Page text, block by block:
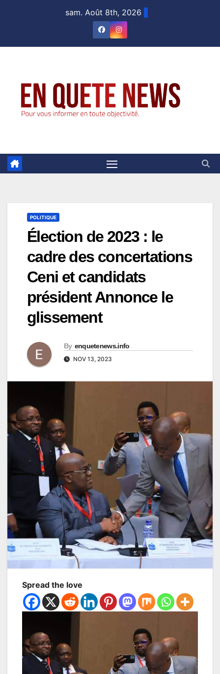
sam. Août 8th, 2026
POLITIQUE
Élection de 2023 : le
cadre des concertations
Ceni et candidats
président Annonce le
glissement
By enquetenews.info
NOV 13, 2023
Spread the love